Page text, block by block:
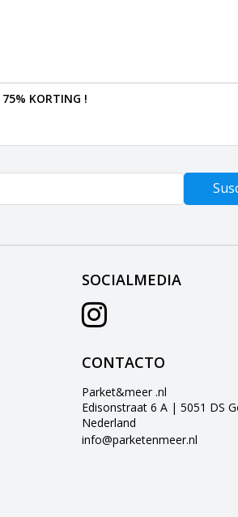
75% KORTING !
SOCIALMEDIA
CONTACTO
Parket&meer .nl
Edisonstraat 6 A | 5051 DS
Nederland
info@parketenmeer.nl